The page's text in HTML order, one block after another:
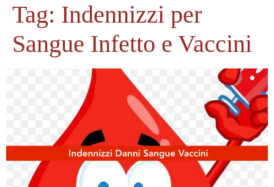
Tag: Indennizzi per
Sangue Infetto e Vaccini